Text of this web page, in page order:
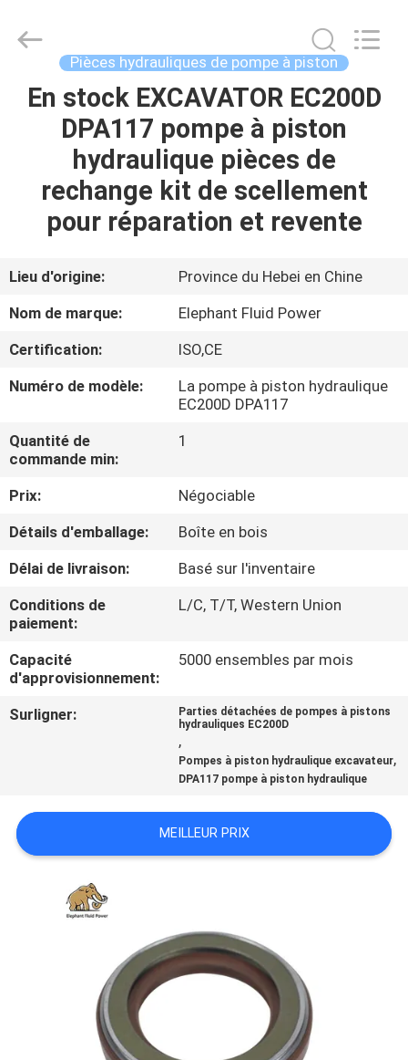
MAISON
PRODUITS
SUJET
DE
NOUS
VISITE
D'USINE
CONTRÔLE
DE
CONTACTEZ-
NOUS
NOUVELLES
CAS
DU
SITE
PRIVACY
Elephant
Fluid
Reserved.
Pièces hydrauliques de pompe à piston
En stock EXCAVATOR EC200D
DPA117 pompe à piston
hydraulique pièces de
rechange kit de scellement
pour réparation et revente
Lieu d'origine:
Province du Hebei en Chine
Nom de marque:
Elephant Fluid Power
Certification:
ISO,CE
Numéro de modèle:
La pompe à piston hydraulique
EC200D DPA117
Quantité de
commande min:
1
Prix:
Négociable
Détails d'emballage:
Boîte en bois
Délai de livraison:
Basé sur l'inventaire
Conditions de
paiement:
L/C, T/T, Western Union
Capacité
d'approvisionnement:
5000 ensembles par mois
Surligner:
Parties détachées de pompes à pistons
hydrauliques EC200D
,
Pompes à piston hydraulique excavateur,
DPA117 pompe à piston hydraulique
MEILLEUR PRIX